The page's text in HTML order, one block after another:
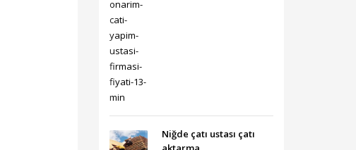
Niğde çatı ustası çatı